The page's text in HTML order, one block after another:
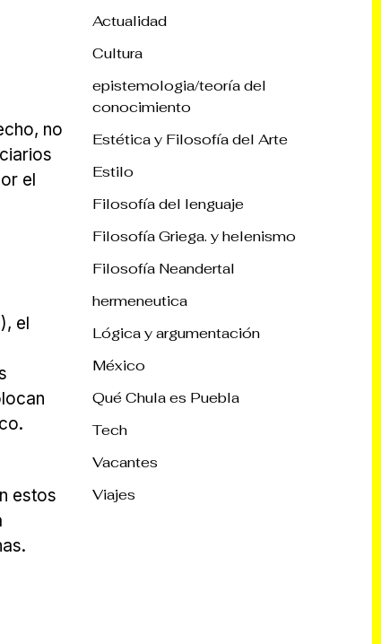
no
el
el
estos
Actualidad
Cultura
epistemologia/teoría del
conocimiento
Estética y Filosofía del Arte
Estilo
Filosofía del lenguaje
Filosofía Griega. y helenismo
Filosofía Neandertal
hermeneutica
Lógica y argumentación
México
Qué Chula es Puebla
Tech
Vacantes
Viajes